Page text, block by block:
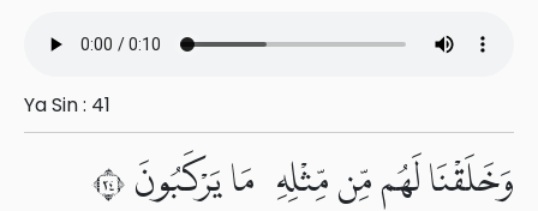
Ya Sin : 41
وَخَلَقْنَا لَهُم مِّن مِّثْلِهِۦ مَا يَرْكَبُونَ ٤٢